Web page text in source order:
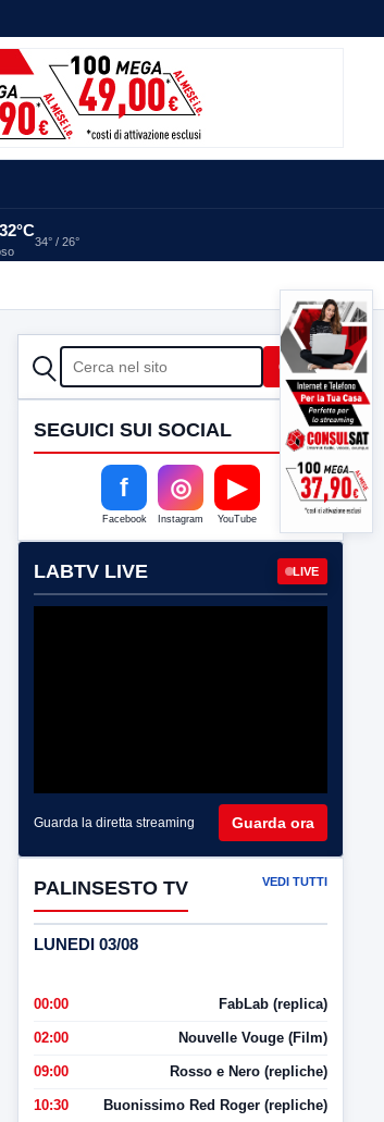
32°C
34° / 26°
CERCA Cerca
SEGUICI SUI SOCIAL
f
Facebook
◎
Instagram
▶
YouTube
LABTV LIVE LIVE
Guarda la diretta streaming Guarda ora
PALINSESTO TV VEDI TUTTI
LUNEDI 03/08
00:00 FabLab (replica)
02:00 Nouvelle Vouge (Film)
09:00 Rosso e Nero (repliche)
10:30 Buonissimo Red Roger (repliche)